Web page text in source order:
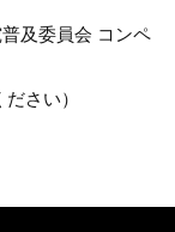
及委員会 コンペ
さい）